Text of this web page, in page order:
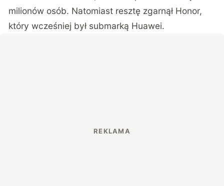
milionów osób. Natomiast resztę zgarnął Honor,
który wcześniej był submarką Huawei.